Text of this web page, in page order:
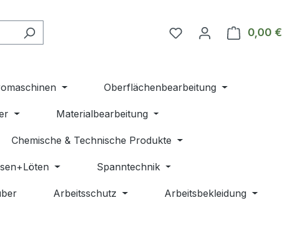
Du hast 0 Produkte auf
0,00 €
Oberflächenbearbeitung
Materialbearbeitung
Chemische & Technische Produkte
Spanntechnik
Arbeitsschutz Arbeitsbekleidung